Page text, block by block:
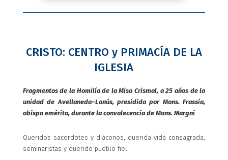
CRISTO: CENTRO y PRIMACÍA DE LA
IGLESIA
Fragmentos de la Homilía de la Misa Crismal, a 25 años de la
unidad de Avellaneda–Lanús, presidida por Mons. Frassia,
obispo emérito, durante la convalecencia de Mons. Margni
Queridos sacerdotes y diáconos, querida vida consagrada,
seminaristas y querido pueblo fiel: